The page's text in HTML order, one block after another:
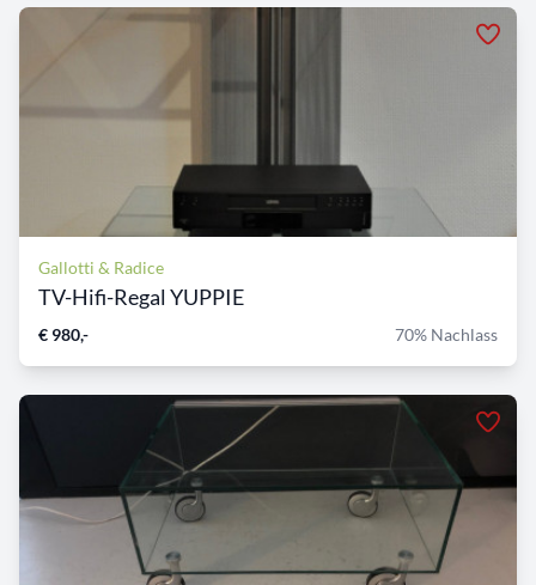
Gallotti & Radice
TV-Hifi-Regal YUPPIE
€ 980,- 70% Nachlass